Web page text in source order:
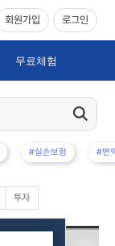
회원가입 로그인
무료체험
#실손보험 #변
투자